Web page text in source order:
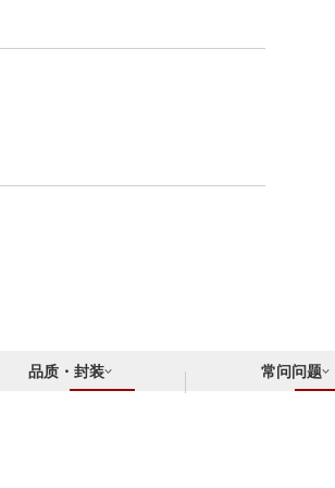
品质・封装 常问问题